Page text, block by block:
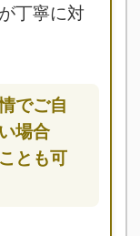
丁寧に対
でご自
場合
とも可